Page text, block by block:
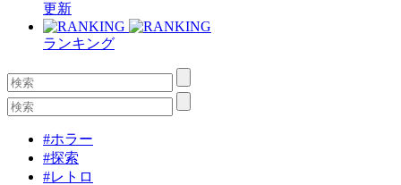
更新
ランキング
#ホラー
#探索
#レトロ